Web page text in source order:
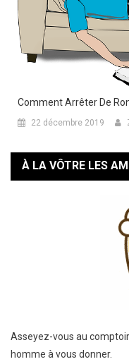
Comment Arrêter De
22 décembre 2019
À LA VÔTRE LES
Asseyez-vous au
homme à vous donner.